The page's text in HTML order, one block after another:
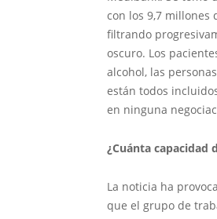
con los 9,7 millones
filtrando
oscuro. Los
alcohol, las
están todos
en ninguna
¿Cuánta capacidad
La noticia ha
que el grupo de